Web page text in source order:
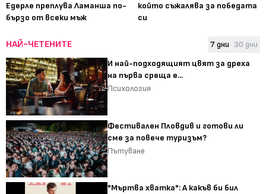
Едерле преплува Ламанша по-
бързо от всеки мъж
който съжалява за победата
си
НАЙ-ЧЕТЕНИТЕ 7 дни 30 дни
И най-подходящият цвят за дреха
на първа среща е...
Психология
Фестивален Пловдив и готови ли
сме за повече туризъм?
Пътуване
"Мъртва хватка": А какъв би бил